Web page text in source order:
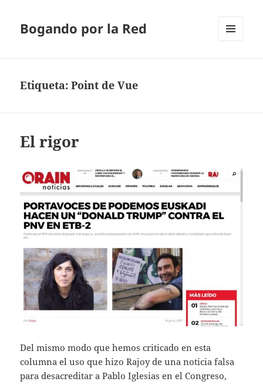
Bogando por la Red
Etiqueta:Point de Vue
El rigor
Del mismo modo que hemos criticado en esta
columna el uso que hizo Rajoy de una noticia falsa
para desacreditar a Pablo Iglesias en el Congreso,